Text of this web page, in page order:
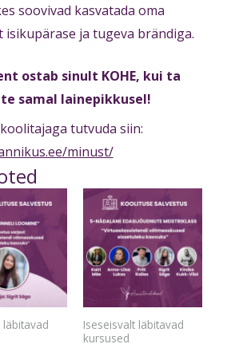
soovivad kasvatada oma
isikupärase ja tugeva brändiga.
ostab sinult KOHE, kui ta
samal lainepikkusel!
tutvuda siin:
minust/
läbitavad
Iseseisvalt läbitavad
kursused